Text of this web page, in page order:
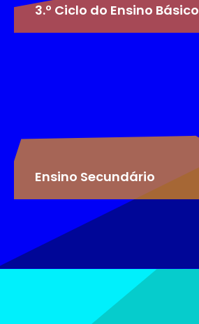
3.º Ciclo do Ensino Básico
Ensino Secundário